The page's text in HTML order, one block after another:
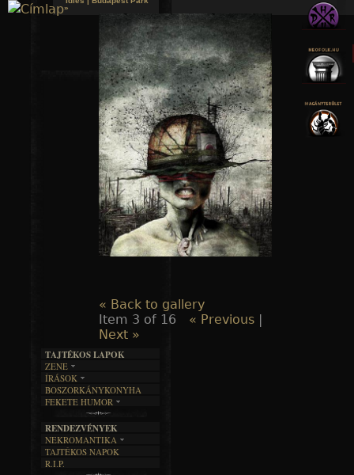
Jump to navigation
« Back to gallery
Item 3 of 16
« Previous |
Next »
TAJTÉKOS LAPOK
ZENE
EGYÜTTESEK
INTERJÚK
FORDÍTÁSOK
DALSZÖVEGEK
ÍRÁSOK
IRODALOM
FILM
ÍRÁSTÖRTÉNET
BOSZORKÁNYKONYHA
FEKETE HUMOR
SZÖVEGES
RENDEZVÉNYEK
NEKROMANTIKA
AKTUÁLIS
A MÚLT
TAJTÉKOS NAPOK
R.I.P.
»